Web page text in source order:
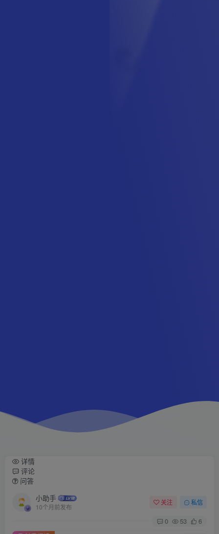
详情
评论
问答
小助手
10个月前发布
关注 私信
0 53
6